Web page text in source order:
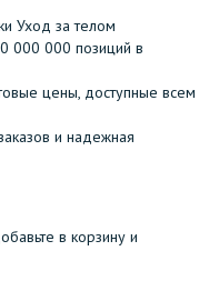
Уход за телом
000 000 позиций в
цены, доступные всем
и надежная
в корзину и